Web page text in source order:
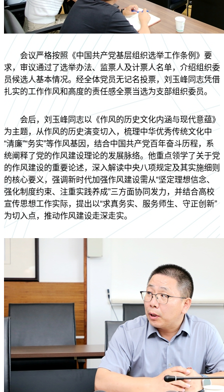
会议严格按照《中国共产党基层组织选举工作条例》要
求，审议通过了选举办法、监票人及计票人名单，介绍组织委
员候选人基本情况。经全体党员无记名投票，刘玉峰同志凭借
扎实的工作作风和高度的责任感全票当选为支部组织委员。
会后，刘玉峰同志以《作风的历史文化内涵与现代意蕴》
为主题，从作风的历史演变切入，梳理中华优秀传统文化中
“清廉”“务实”等作风基因，结合中国共产党百年奋斗历程，系
统阐释了党的作风建设理论的发展脉络。他重点领学了关于党
的作风建设的重要论述，深入解读中央八项规定及其实施细则
的核心要义，强调新时代加强作风建设需从“坚定理想信念、
强化制度约束、注重实践养成”三方面协同发力，并结合高校
宣传思想工作实际，提出以“求真务实、服务师生、守正创新”
为切入点，推动作风建设走深走实。